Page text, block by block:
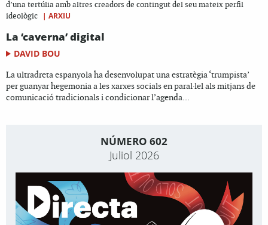
d’una tertúlia amb altres creadors de contingut del seu mateix perfil
ideològic
| ARXIU
La ‘caverna’ digital
DAVID BOU
La ultradreta espanyola ha desenvolupat una estratègia ‘trumpista’
per guanyar hegemonia a les xarxes socials en paral·lel als mitjans de
comunicació tradicionals i condicionar l’agenda...
NÚMERO 602
Juliol 2026